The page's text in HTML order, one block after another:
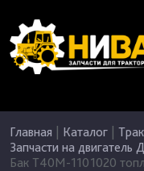
Главная Каталог
Запчасти на
Бак Т40М-1101020